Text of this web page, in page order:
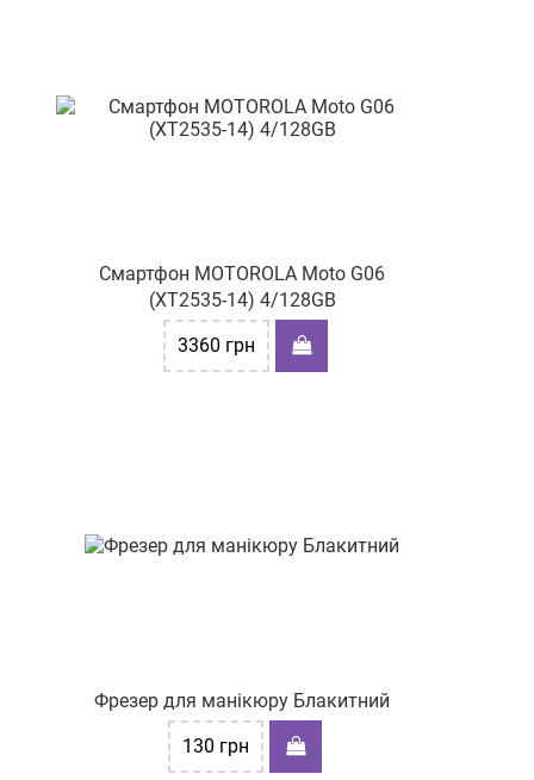
пр-т Грушевського М. 21-Г
вул. Січових стрільців 6/4
проспект Молоді 14
вул. Сихівська, буд. 28
вул.Київський шлях 84
вул. Космонавтів 3
вул. Євгена Танцюри 37/43
пр-т Ярослава Мудрого
Смартфон MOTOROLA Moto G06
(XT2535-14) 4/128GB
3360 грн
Фрезер для манікюру Блакитний
130 грн